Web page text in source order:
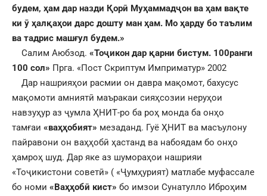
будем, ҳам дар назди Қорӣ Муҳаммадҷон ва ҳам вақте
ки ӯ ҳалқаҳои дарс дошту ман ҳам. Мо ҳарду бо таълим
ва тадрис машғул будем.»
Салим Аюбзод. «Тоҷикон дар қарни бистум. 100ранги
100 сол» Прга. «Пост Скриптум Имприматур» 2002
Дар нашрияҳои расмии он давра мақомот, бахусус
мақомоти амниятӣ маъракаи сияҳсозии неруҳои
навзуҳур аз ҷумла ҲНИТ-ро ба роҳ монда ба онҳо
тамғаи «ваҳҳобият» мезаданд. Гуё ҲНИТ ва масъулону
пайравони он ваҳҳобӣ ҳастанд ва набоядам бо онҳо
ҳамроҳ шуд. Дар яке аз шумораҳои нашрияи
«Тоҷикистони советӣ» ( «Ҷумҳурият) матлабе муфассале
бо номи «Ваҳҳобӣ кист» бо имзои Сунатулло Иброҳим